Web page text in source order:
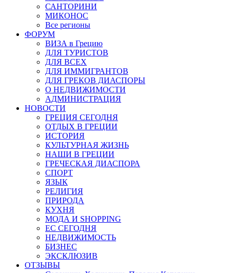
САНТОРИНИ
МИКОНОС
Все регионы
ФОРУМ
ВИЗА в Грецию
ДЛЯ ТУРИСТОВ
ДЛЯ ВСЕХ
ДЛЯ ИММИГРАНТОВ
ДЛЯ ГРЕКОВ ДИАСПОРЫ
О НЕДВИЖИМОСТИ
АДМИНИСТРАЦИЯ
НОВОСТИ
ГРЕЦИЯ СЕГОДНЯ
ОТДЫХ В ГРЕЦИИ
ИСТОРИЯ
КУЛЬТУРНАЯ ЖИЗНЬ
НАШИ В ГРЕЦИИ
ГРЕЧЕСКАЯ ДИАСПОРА
СПОРТ
ЯЗЫК
РЕЛИГИЯ
ПРИРОДА
КУХНЯ
МОДА И SHOPPING
ЕС СЕГОДНЯ
НЕДВИЖИМОСТЬ
БИЗНЕС
ЭКСКЛЮЗИВ
ОТЗЫВЫ